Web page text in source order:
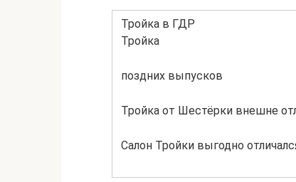
Тройка в ГДР
Тройка
поздних выпусков
Тройка от Шестёрки внешне
Салон Тройки выгодно